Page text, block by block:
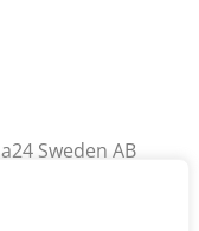
Sweden AB
Sverige.